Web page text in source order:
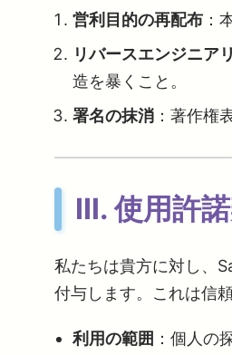
営利目的の再配布 ：
リバースエンジニア
造を暴くこと。
署名の抹消 ：著作権
Ⅲ. 使用許
私たちは貴方に対し、
付与します。これは信
利用の範囲 ：個人の